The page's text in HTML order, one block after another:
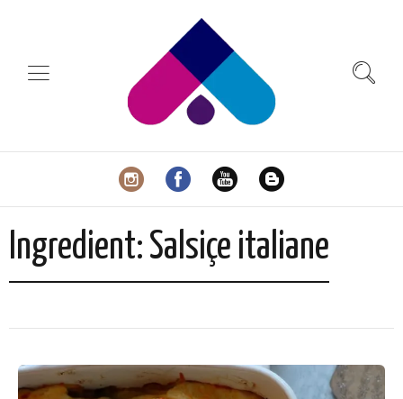
Ingredient: Salsiçe italiane